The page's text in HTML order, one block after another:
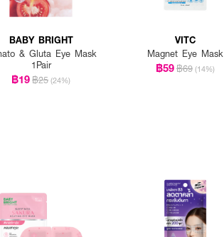
BABY BRIGHT
& Gluta Eye Mask
1Pair
฿19฿25 (24%)
VITC
Magnet Eye Mask
฿59฿69 (14%)